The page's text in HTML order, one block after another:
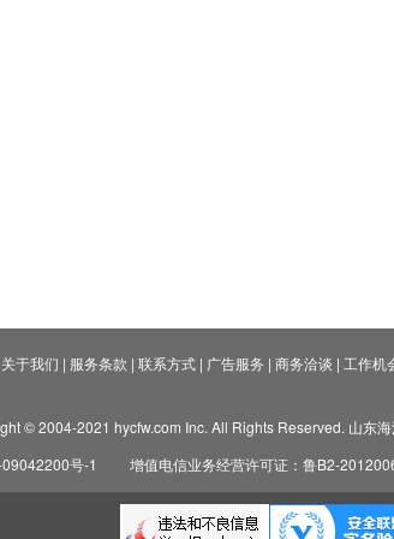
关于我们 | 服务条款 | 联系方式| 广告服务 | 商务洽谈 | 工作机
© 2004-2021 hycfw.com Inc. All Rights Reserved. 山东
号-1
增值电信业务经营许可证：鲁B2-